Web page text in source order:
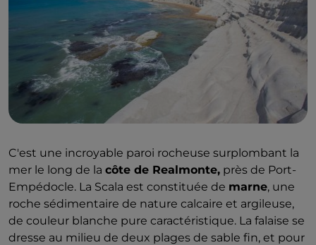
culturel, paysager et agricole des 1 300 hectares
fertiles du parc archéologique est protégé et mis en
valeur. Car, s'il est vrai que les temples d'Agrigente
ont une valeur archéologique et historique d'un
intérêt absolu, il faut savoir que le terrain sur lequel
ils se trouvent est source d'une biodiversité
environnementale variée et importante, d'oliviers, de
vignes, de pistaches, d'amandiers et d'autres
Diodoros s'est développé pour devenir une véritable
marque, des produits exquis de la vallée des
temples, à vendre. Après la visite, la vallée devient, à
quelques occasions, le cadre étonnant de spectacles
et de concerts en soirée.
C'est une incroyable paroi rocheuse surplombant la
mer le long de la côte de Realmonte, près de Port-
Empédocle. La Scala est constituée de marne, une
roche sédimentaire de nature calcaire et argileuse,
de couleur blanche pure caractéristique. La falaise se
dresse au milieu de deux plages de sable fin, et pour